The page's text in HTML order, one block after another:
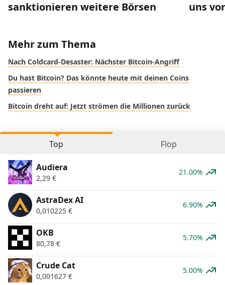
sanktionieren weitere Börsen
uns
Mehr zum Thema
Nach Coldcard-Desaster: Nächster Bitcoin-Angriff
Du hast Bitcoin? Das könnte heute mit deinen Coins
passieren
Bitcoin dreht auf: Jetzt strömen die Millionen zurück
Top Flop
Audiera
2,29 €
21.00%
AstraDex AI
0,010225 €
6.90%
OKB
80,78 €
5.70%
Crude Cat
0,001627 €
5.00%